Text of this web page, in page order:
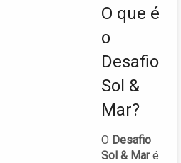
O que é
o
Desafio
Sol &
Mar?
O Desafio
Sol & Maré